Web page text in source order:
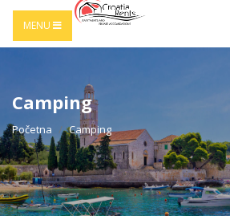
MENU
Camping
Početna Camping